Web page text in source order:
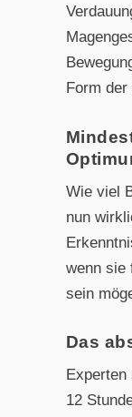
Form
Wie viel
nun
wenn sie
sein
Das
Experten
12